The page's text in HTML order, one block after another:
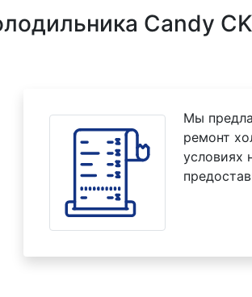
Candy
Мы
ремонт
условиях